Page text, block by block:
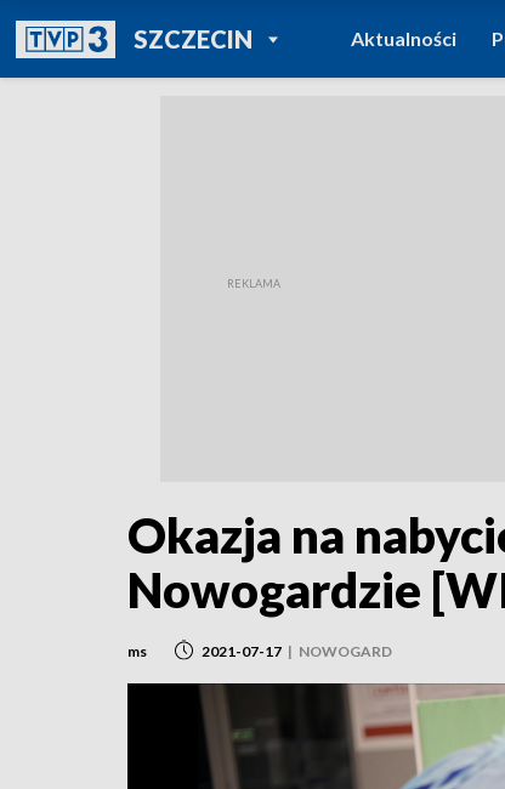
SZCZECINPOWRÓT DO
TVP REGIONY
Aktualności
Okazja na
Nowogardzie
ms 2021-07-17 | NOWOGARD